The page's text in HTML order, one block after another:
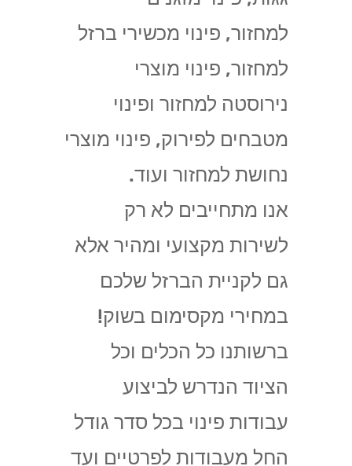
למחזור, פינוי מכשירי ברזל
למחזור, פינוי מוצרי
נירוסטה למחזור ופינוי
מטבחים לפירוק, פינוי מוצרי
נחושת למחזור ועוד.
אנו מתחייבים לא רק
לשירות מקצועי ומהיר אלא
גם לקניית הברזל שלכם
במחירי מקסימום בשוק!
ברשותנו כל הכלים וכל
הציוד הנדרש לביצוע
עבודות פינוי בכל סדר גודל
החל מעבודות לפרטיים ועד